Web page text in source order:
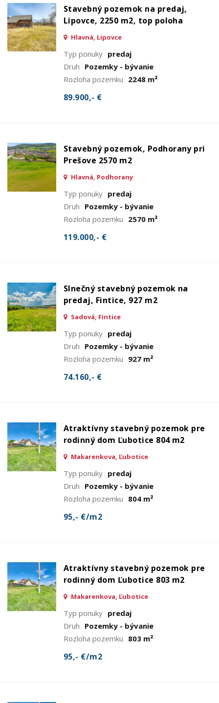
Stavebný pozemok na predaj,
Lipovce, 2250 m2, top poloha
Hlavná, Lipovce
Typ ponuky predaj
Druh Pozemky - bývanie
Rozloha pozemku 2248 m²
89.900,- €
Stavebný pozemok, Podhorany pri
Prešove 2570 m2
Hlavná, Podhorany
Typ ponuky predaj
Druh Pozemky - bývanie
Rozloha pozemku 2570 m²
119.000,- €
Slnečný stavebný pozemok na
predaj, Fintice, 927 m2
Sadová, Fintice
Typ ponuky predaj
Druh Pozemky - bývanie
Rozloha pozemku 927 m²
74.160,- €
Atraktívny stavebný pozemok pre
rodinný dom Ľubotice 804 m2
Makarenkova, Ľubotice
Typ ponuky predaj
Druh Pozemky - bývanie
Rozloha pozemku 804 m²
95,- €/m2
Atraktívny stavebný pozemok pre
rodinný dom Ľubotice 803 m2
Makarenkova, Ľubotice
Typ ponuky predaj
Druh Pozemky - bývanie
Rozloha pozemku 803 m²
95,- €/m2